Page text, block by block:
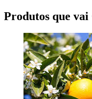
Produtos que